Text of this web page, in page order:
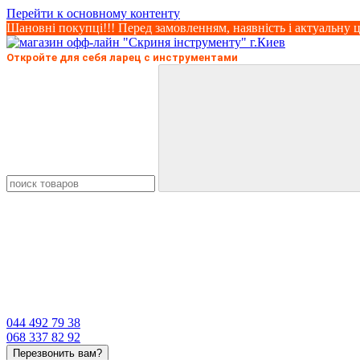
Перейти к основному контенту
Шановні покупці!!! Перед замовленням, наявність і актуальну
Откройте для себя ларец с инструментами
044 492 79 38
068 337 82 92
Перезвонить вам?